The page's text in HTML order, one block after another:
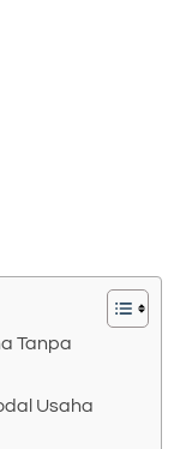
Tanpa
Usaha